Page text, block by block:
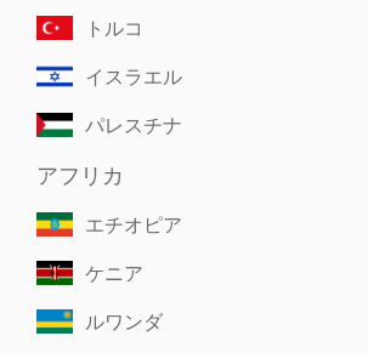
トルコ
イスラエル
パレスチナ
アフリカ
エチオピア
ケニア
ルワンダ